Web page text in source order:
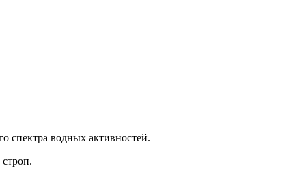
спектра водных активностей.